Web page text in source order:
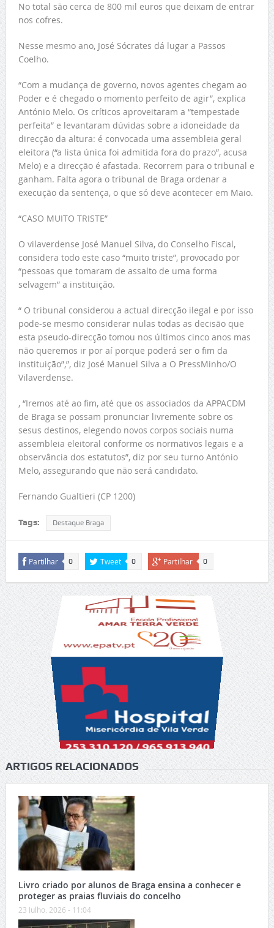
No total são cerca de 800 mil euros que deixam de entrar
nos cofres.
Nesse mesmo ano, José Sócrates dá lugar a Passos
Coelho.
“Com a mudança de governo, novos agentes chegam ao
Poder e é chegado o momento perfeito de agir”, explica
António Melo. Os críticos aproveitaram a “tempestade
perfeita” e levantaram dúvidas sobre a idoneidade da
direcção da altura: é convocada uma assembleia geral
eleitora (“a lista única foi admitida fora do prazo”, acusa
Melo) e a direcção é afastada. Recorrem para o tribunal e
ganham. Falta agora o tribunal de Braga ordenar a
execução da sentença, o que só deve acontecer em Maio.
“CASO MUITO TRISTE”
O vilaverdense José Manuel Silva, do Conselho Fiscal,
considera todo este caso “muito triste”, provocado por
“pessoas que tomaram de assalto de uma forma
selvagem” a instituição.
“ O tribunal considerou a actual direcção ilegal e por isso
pode-se mesmo considerar nulas todas as decisão que
esta pseudo-direcção tomou nos últimos cinco anos mas
não queremos ir por aí porque poderá ser o fim da
instituição”,”, diz José Manuel Silva a O PressMinho/O
Vilaverdense.
, “Iremos até ao fim, até que os associados da APPACDM
de Braga se possam pronunciar livremente sobre os
sesus destinos, elegendo novos corpos sociais numa
assembleia eleitoral conforme os normativos legais e a
observância dos estatutos”, diz por seu turno António
Melo, assegurando que não será candidato.
Fernando Gualtieri (CP 1200)
Tags: Destaque Braga
Partilhar 0 Tweet 0 Partilhar 0
ARTIGOS RELACIONADOS
Livro criado por alunos de Braga ensina a conhecer e
proteger as praias fluviais do concelho
23 Julho, 2026 - 11:04